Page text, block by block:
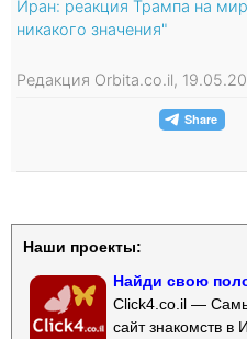
Иран: реакция Трампа на
никакого значения"
Редакция Orbita.co.il,
Наши проекты:
Найди свою
Click4.co.il —
сайт знакомств в